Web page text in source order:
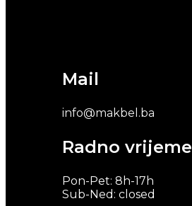
Mail
info@makbel.ba
Radno vrijeme
Pon-Pet: 8h-17h
Sub-Ned: closed